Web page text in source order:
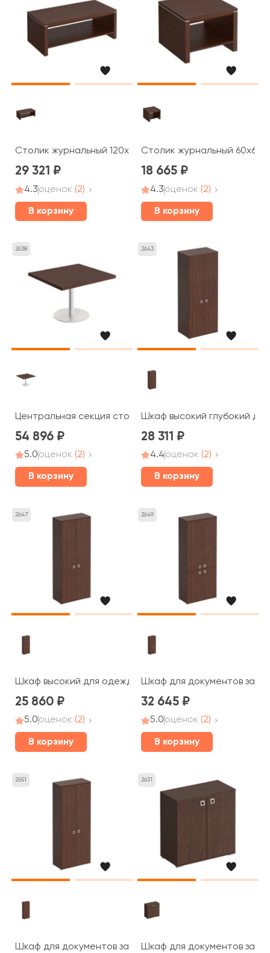
Столик журнальный 120x60x45 Cosmo
29 321
4.3оценок (2)
В корзину
Столик журнальный
18 665
4.3оценок (2)
В корзину
2638
Центральная секция стола переговоров 120x110x75
54 896
5.0оценок (2)
В корзину
2643
Шкаф высокий глубокий
28 311
4.4оценок (2)
В корзину
2647
Шкаф высокий для одежды 90,2x44,2x221 Cosmo
25 860
5.0оценок (2)
В корзину
2649
Шкаф для документов
32 645
5.0оценок (2)
В корзину
2651
Шкаф для документов закрытый 90,2x44,2x221 Cosmo
2631
Шкаф для документов